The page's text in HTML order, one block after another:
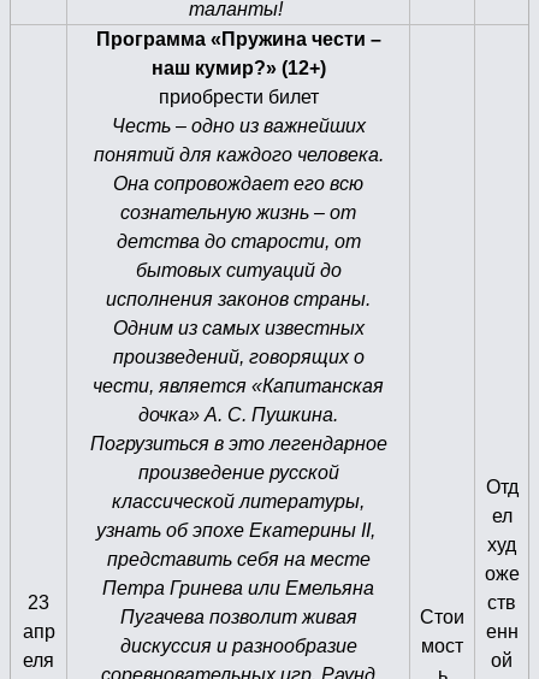
таланты!
23
апр
еля
Программа «Пружина чести –
наш кумир?» (12+)
приобрести билет
Честь – одно из важнейших
понятий для каждого человека.
Она сопровождает его всю
сознательную жизнь – от
детства до старости, от
бытовых ситуаций до
исполнения законов страны.
Одним из самых известных
произведений, говорящих о
чести, является «Капитанская
дочка» А. С. Пушкина.
Погрузиться в это легендарное
произведение русской
классической литературы,
узнать об эпохе Екатерины II,
представить себя на месте
Петра Гринева или Емельяна
Пугачева позволит живая
дискуссия и разнообразие
соревновательных игр. Раунд
Стои
мост
ь
Отд
ел
худ
оже
ств
енн
ой